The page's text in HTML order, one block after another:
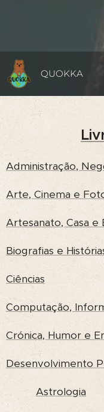
QUOKKA
Administração,
Arte, Cinema e
Artesanato, Casa e
Biografias e
Ciências
Computação,
Crónica, Humor e
Desenvolvimento
Astrologia